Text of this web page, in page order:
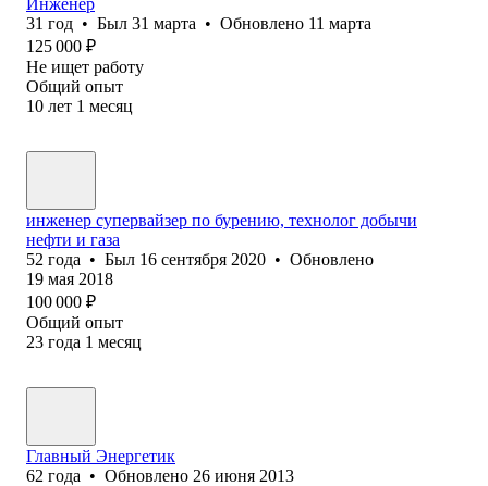
31 год • Был 31 марта • Обновлено 11 марта
125 000 ₽
Не ищет работу
Общий опыт
10 лет 1 месяц
инженер супервайзер по бурению, технолог добычи
нефти и газа
52 года • Был 16 сентября 2020 • Обновлено
19 мая 2018
100 000 ₽
Общий опыт
23 года 1 месяц
Главный Энергетик
62 года • Обновлено 26 июня 2013